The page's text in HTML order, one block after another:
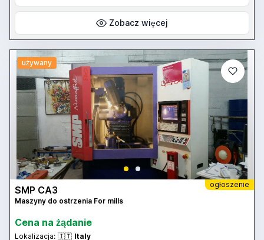
divisore. Si possono costruire 6 coltelli sagomati in un unico ciclo
di lavoro. E' possibile vedere il funzionamento della macchina
tramite youtube al link: http://www.youtube.com/watch?v=9tDWy-
KsPJ4
Zobacz więcej
używany
ogłoszenie
SMP CA3
Maszyny do ostrzenia For mills
Cena na żądanie
Lokalizacja: 🇮🇹 Italy